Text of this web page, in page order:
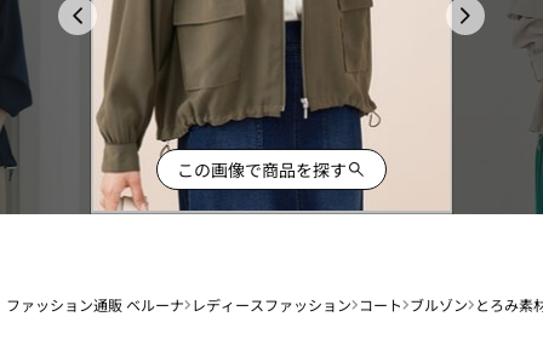
この画像で商品を探す
ファッション通販 ベルーナ レディースファッション コート ブルゾン とろみ素